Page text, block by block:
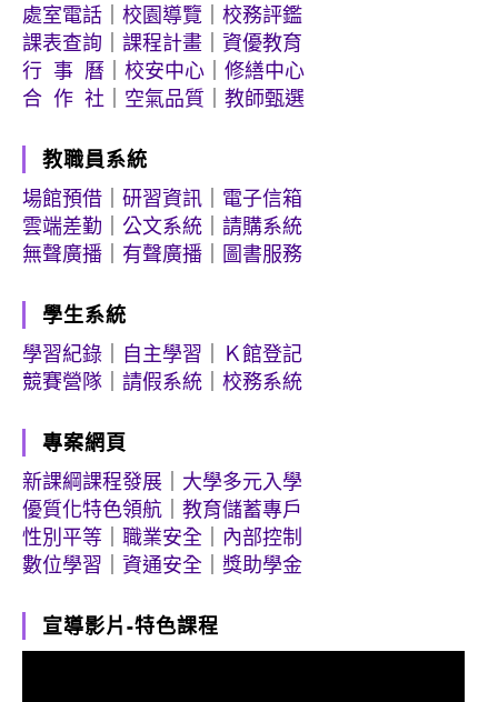
處室電話
校園導覽
校務評鑑
課表查詢
課程計畫
資優教育
行 事 曆
校安中心
修繕中心
合 作 社
空氣品質 教師甄選
教職員系統
場館預借
研習資訊
電子信箱
雲端差勤
公文系統
請購系統
無聲廣播
有聲廣播 圖書服務
學生系統
學習紀錄
自主學習
Ｋ館登記
競賽營隊
請假系統 校務系統
專案網頁
新課綱課程發展
大學多元入學
優質化特色領航
教育儲蓄專戶
性別平等
職業安全
內部控制
數位學習
資通安全 獎助學金
宣導影片-特色課程